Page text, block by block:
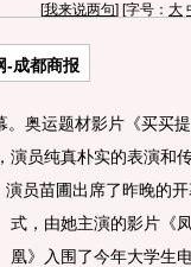
[我来说两句] [字号： 大
-成都商报
奥运题材影片《买买
演员纯真朴实的表演和
演员苗圃出席了昨晚的开
式，由她主演的影片《
凰》入围了今年大学生